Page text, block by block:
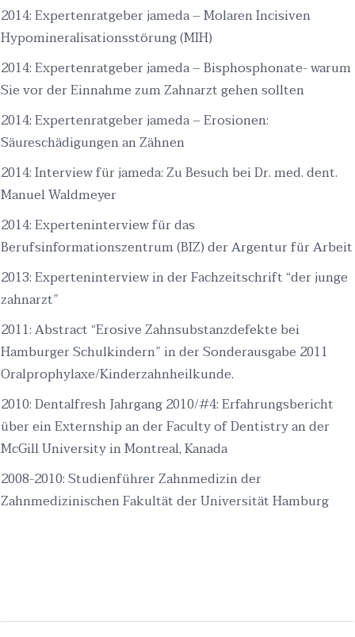
2014: Expertenratgeber jameda – Molaren Incisiven
Hypomineralisationsstörung (MIH)
2014: Expertenratgeber jameda – Bisphosphonate- warum
Sie vor der Einnahme zum Zahnarzt gehen sollten
2014: Expertenratgeber jameda – Erosionen:
Säureschädigungen an Zähnen
2014: Interview für jameda: Zu Besuch bei Dr. med. dent.
Manuel Waldmeyer
2014: Experteninterview für das
Berufsinformationszentrum (BIZ) der Argentur für Arbeit
2013: Experteninterview in der Fachzeitschrift “der junge
zahnarzt”
2011: Abstract “Erosive Zahnsubstanzdefekte bei
Hamburger Schulkindern” in der Sonderausgabe 2011
Oralprophylaxe/Kinderzahnheilkunde.
2010: Dentalfresh Jahrgang 2010/#4: Erfahrungsbericht
über ein Externship an der Faculty of Dentistry an der
McGill University in Montreal, Kanada
2008-2010: Studienführer Zahnmedizin der
Zahnmedizinischen Fakultät der Universität Hamburg